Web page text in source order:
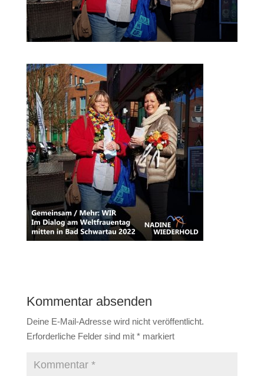
Kommentar absenden
Deine E-Mail-Adresse wird nicht veröffentlicht.
Erforderliche Felder sind mit *markiert